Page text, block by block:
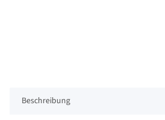
Beschreibung